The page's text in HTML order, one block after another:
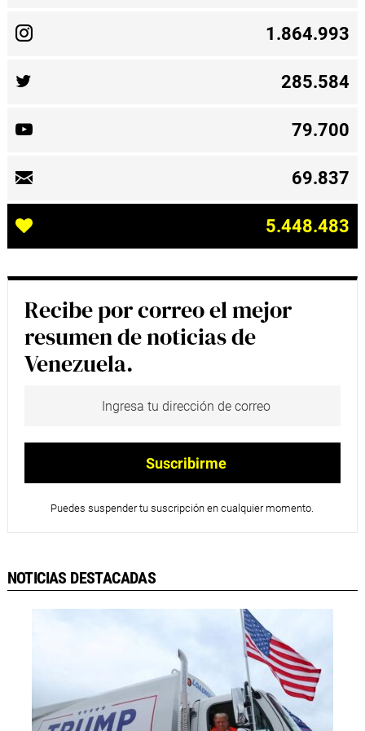
1.864.993
285.584
79.700
69.837
5.448.483
Recibe por correo el mejor
resumen de noticias de
Venezuela.
Puedes suspender tu suscripción en cualquier momento.
NOTICIAS DESTACADAS